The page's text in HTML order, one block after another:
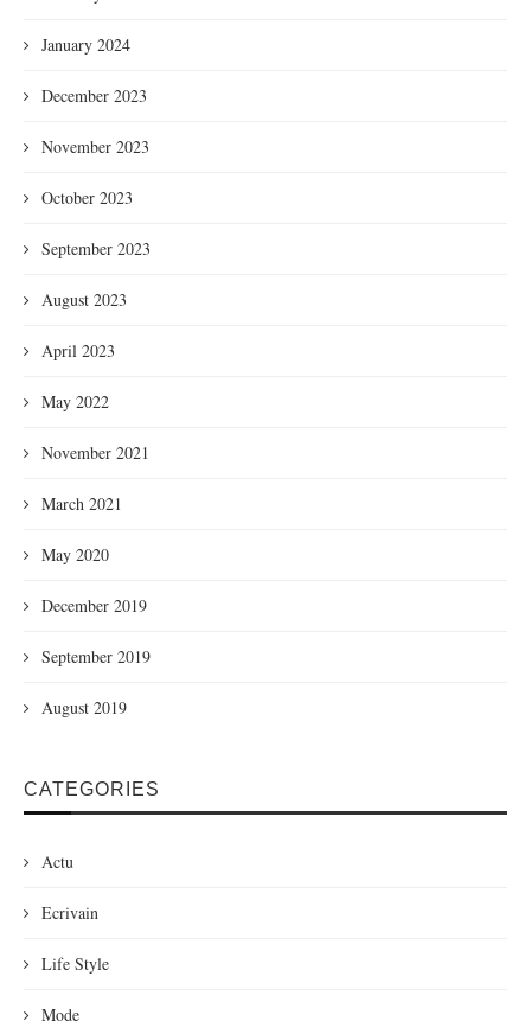
January 2024
December 2023
November 2023
October 2023
September 2023
August 2023
April 2023
May 2022
November 2021
March 2021
May 2020
December 2019
September 2019
August 2019
CATEGORIES
Actu
Ecrivain
Life Style
Mode